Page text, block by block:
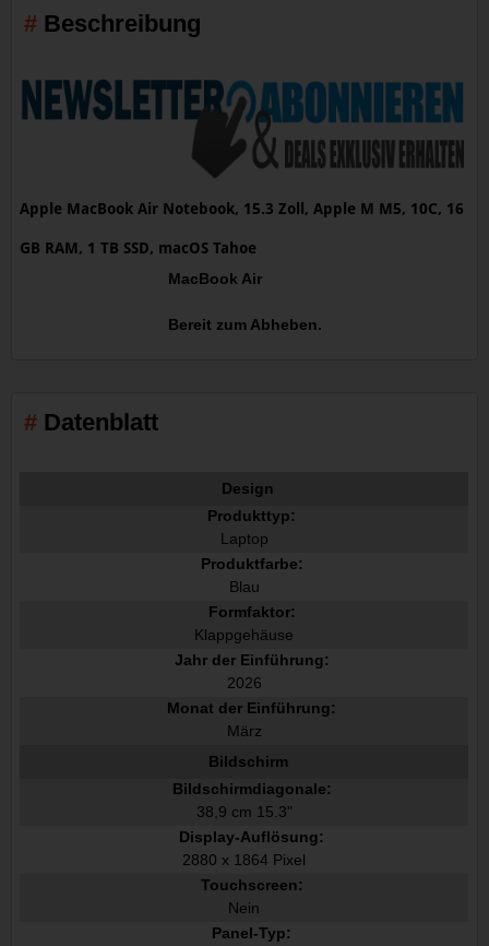
Beschreibung
Apple MacBook Air Notebook, 15.3 Zoll, Apple M M5, 10C, 16
GB RAM, 1 TB SSD, macOS Tahoe
MacBook Air
Bereit zum Abheben.
Datenblatt
Design
Produkttyp:
Laptop
Produktfarbe:
Blau
Formfaktor:
Klappgehäuse
Jahr der Einführung:
2026
Monat der Einführung:
März
Bildschirm
Bildschirmdiagonale:
38,9 cm 15.3"
Display-Auflösung:
2880 x 1864 Pixel
Touchscreen:
Nein
Panel-Typ: